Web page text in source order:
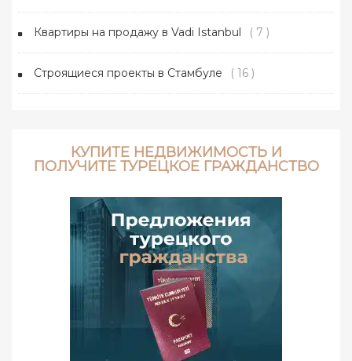
Квартиры на продажу в Vadi Istanbul ( 7 )
Строящиеся проекты в Стамбуле ( 16 )
КУПИТЕ НЕДВИЖИМОСТЬ И
ПОЛУЧИТЕ ТУРЕЦКОЕ ГРАЖДАНСТВО